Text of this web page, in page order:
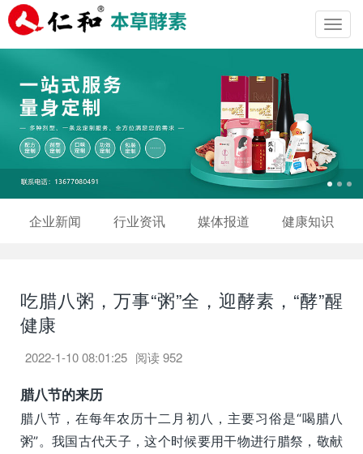
企业新闻 行业资讯 媒体报道 健康知识
吃腊八粥，万事“粥”全，迎酵素，“酵”醒
健康
2022-1-10 08:01:25 阅读952
腊八节的来历
腊八节，在每年农历十二月初八，主要习俗是“喝腊八
粥”。我国古代天子，这个时候要用干物进行腊祭，敬献